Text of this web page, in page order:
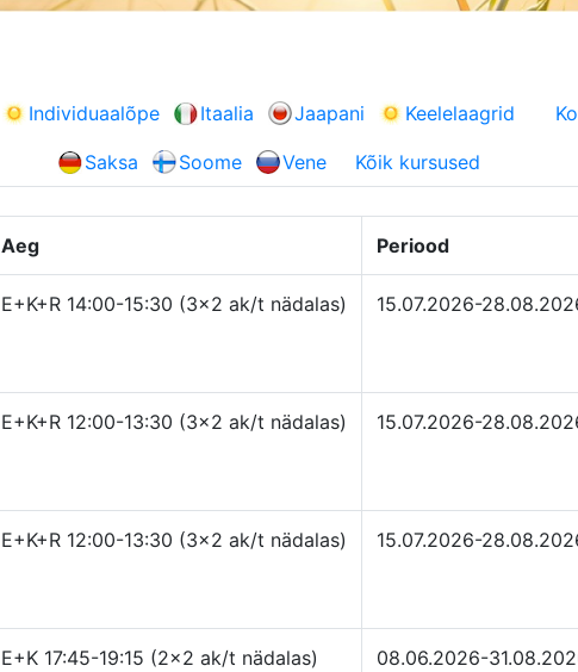
Individuaalõpe Itaalia Jaapani Keelelaagrid
Saksa Soome Vene Kõik kursused
Aeg Periood
E+K+R 14:00-15:30 (3×2 ak/t nädalas) 15.07.2026-
E+K+R 12:00-13:30 (3×2 ak/t nädalas) 15.07.2026-
E+K+R 12:00-13:30 (3×2 ak/t nädalas) 15.07.2026-
E+K 17:45-19:15 (2×2 ak/t nädalas)
08.06.2026-